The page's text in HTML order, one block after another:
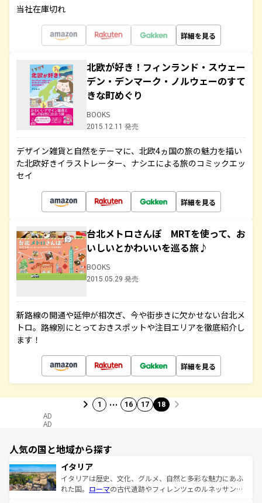
当社在庫切れ
詳細を見る
北欧が好き！フィンランド・スウェー
デン・デンマーク・ノルウェーのすて
きな町めぐり
BOOKS
2015.12.11 発売
デザイン雑貨と自然をテーマに、北欧4ヵ国の旅の魅力を描い
た北欧好きイラストレーター、ナシエによる旅のコミックエッ
セイ
詳細を見る
台北メトロさんぽ MRTを使って、お
いしいとかわいいを巡る旅♪
BOOKS
2015.05.29 発売
新路線の開通や延伸が相次ぎ、今や街歩きに欠かせない台北メ
トロ。路線別にとっておきスポットや注目エリアを徹底紹介し
ます！
詳細を見る
1 … 16 17 18
AD
AD
人気の国と地域から探す
イタリア
イタリアは歴史、文化、グルメ、自然と多彩な魅力にあふ
れた国。 ローマの古代遺跡やフィレンツェのルネッサンス